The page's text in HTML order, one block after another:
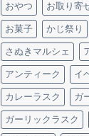
おやつ お取り寄
お菓子 かじ祭り
さぬきマルシェ
アンティーク イ
カレーラスク ガ
ガーリックラスク